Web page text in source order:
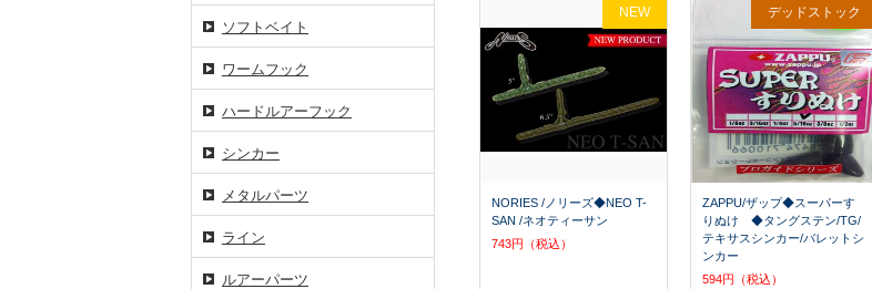
ソフトベイト
ワームフック
ハードルアーフック
シンカー
メタルパーツ
ライン
ルアーパーツ
NORIES /ノリーズ◆NEO T-
SAN /ネオティーサン
743円（税込）
NEW
ZAPPU/ザップ◆スーパーす
りぬけ ◆タングステン/TG/
テキサスシンカー/バレットシ
ンカー
594円（税込）
デッドストック